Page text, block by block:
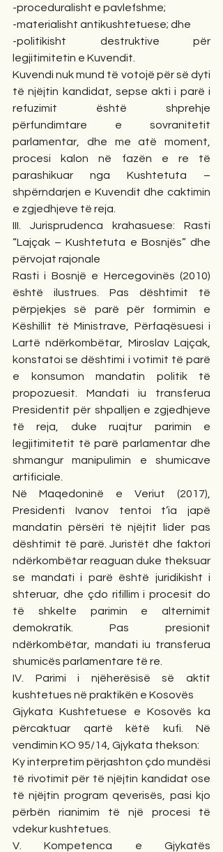
-proceduralisht e pavlefshme;
-materialisht antikushtetuese; dhe
-politikisht destruktive për
legjitimitetin e Kuvendit.
Kuvendi nuk mund të votojë për së dyti
të njëjtin kandidat, sepse akti i parë i
refuzimit është shprehje
përfundimtare e sovranitetit
parlamentar, dhe me atë moment,
procesi kalon në fazën e re të
parashikuar nga Kushtetuta –
shpërndarjen e Kuvendit dhe caktimin
e zgjedhjeve të reja.
III. Jurisprudenca krahasuese: Rasti
“Lajçak – Kushtetuta e Bosnjës” dhe
përvojat rajonale
Rasti i Bosnjë e Hercegovinës (2010)
është ilustrues. Pas dështimit të
përpjekjes së parë për formimin e
Këshillit të Ministrave, Përfaqësuesi i
Lartë ndërkombëtar, Miroslav Lajçak,
konstatoi se dështimi i votimit të parë
e konsumon mandatin politik të
propozuesit. Mandati iu transferua
Presidentit për shpalljen e zgjedhjeve
të reja, duke ruajtur parimin e
legjitimitetit të parë parlamentar dhe
shmangur manipulimin e shumicave
artificiale.
Në Maqedoninë e Veriut (2017),
Presidenti Ivanov tentoi t’ia japë
mandatin përsëri të njëjtit lider pas
dështimit të parë. Juristët dhe faktori
ndërkombëtar reaguan duke theksuar
se mandati i parë është juridikisht i
shteruar, dhe çdo rifillim i procesit do
të shkelte parimin e alternimit
demokratik. Pas presionit
ndërkombëtar, mandati iu transferua
shumicës parlamentare të re.
IV. Parimi i njëherësisë së aktit
kushtetues në praktikën e Kosovës
Gjykata Kushtetuese e Kosovës ka
përcaktuar qartë këtë kufi. Në
vendimin KO 95/14, Gjykata thekson:
Ky interpretim përjashton çdo mundësi
të rivotimit për të njëjtin kandidat ose
të njëjtin program qeverisës, pasi kjo
përbën rianimim të një procesi të
vdekur kushtetues.
V. Kompetenca e Gjykatës